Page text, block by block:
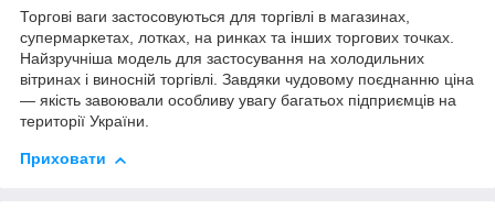
Торгові ваги застосовуються для торгівлі в магазинах,
супермаркетах, лотках, на ринках та інших торгових точках.
Найзручніша модель для застосування на холодильних
вітринах і виносній торгівлі. Завдяки чудовому поєднанню ціна
— якість завоювали особливу увагу багатьох підприємців на
території України.
Приховати